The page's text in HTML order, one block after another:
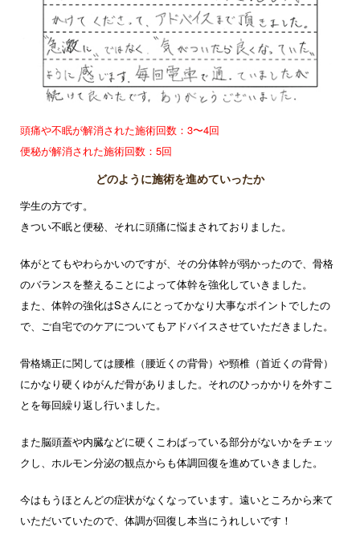
頭痛や不眠が解消された施術回数：3〜4回
便秘が解消された施術回数：5回
どのように施術を進めていったか
学生の方です。
きつい不眠と便秘、それに頭痛に悩まされておりました。
体がとてもやわらかいのですが、その分体幹が弱かったので、骨格
のバランスを整えることによって体幹を強化していきました。
また、体幹の強化はSさんにとってかなり大事なポイントでしたの
で、ご自宅でのケアについてもアドバイスさせていただきました。
骨格矯正に関しては腰椎（腰近くの背骨）や頸椎（首近くの背骨）
にかなり硬くゆがんだ骨がありました。それのひっかかりを外すこ
とを毎回繰り返し行いました。
また脳頭蓋や内臓などに硬くこわばっている部分がないかをチェッ
クし、ホルモン分泌の観点からも体調回復を進めていきました。
今はもうほとんどの症状がなくなっています。遠いところから来て
いただいていたので、体調が回復し本当にうれしいです！